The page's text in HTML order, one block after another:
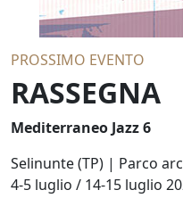
PROSSIMO EVENTO
RASSEGNA
Mediterraneo Jazz 6
Selinunte (TP) | Parco
4-5 luglio / 14-15 luglio